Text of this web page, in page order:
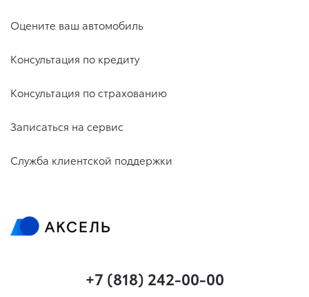
Оцените ваш автомобиль
Консультация по кредиту
Консультация по страхованию
Записаться на сервис
Служба клиентской поддержки
+7 (818) 242-00-00